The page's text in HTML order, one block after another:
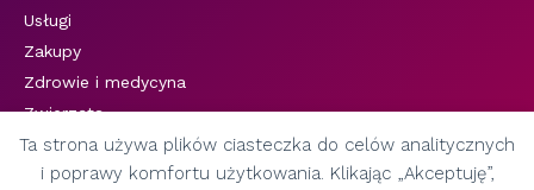
Ta strona używa plików ciasteczka do celów analitycznych
i poprawy komfortu użytkowania. Klikając „Akceptuję”,
Usługi
Zakupy
Zdrowie i medycyna
Zwierzęta